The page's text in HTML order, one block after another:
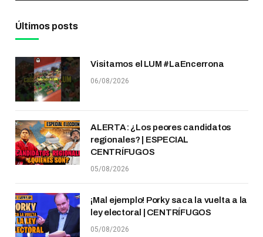
Últimos posts
Visitamos el LUM #LaEncerrona
06/08/2026
ALERTA: ¿Los peores candidatos
regionales? | ESPECIAL
CENTRÍFUGOS
05/08/2026
¡Mal ejemplo! Porky saca la vuelta a la
ley electoral | CENTRÍFUGOS
05/08/2026